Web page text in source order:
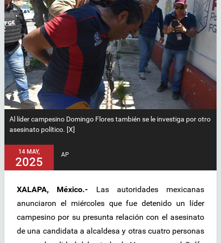
Al líder campesino Domingo Flores también se le investiga por otro
asesinato político. [X]
14 MAY,
2025
AP
XALAPA, México.- Las autoridades mexicanas
anunciaron el miércoles que fue detenido un líder
campesino por su presunta relación con el asesinato
de una candidata a alcaldesa y otras cuatro personas